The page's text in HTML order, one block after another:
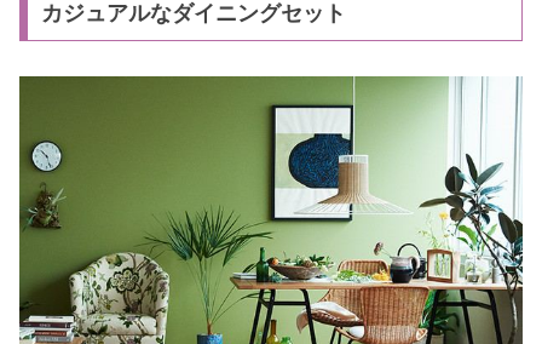
カジュアルなダイニングセット